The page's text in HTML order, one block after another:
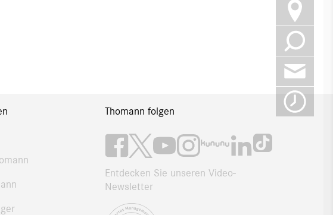
Thomann folgen
Entdecken Sie unseren Video-
Newsletter